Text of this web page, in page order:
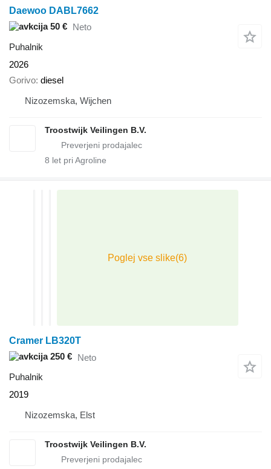
Daewoo DABL7662
50 € Neto
Puhalnik
2026
Gorivo diesel
Nizozemska, Wijchen
Troostwijk Veilingen B.V.
8 let pri Agroline
Cramer LB320T
250 € Neto
Puhalnik
2019
Nizozemska, Elst
Troostwijk Veilingen B.V.